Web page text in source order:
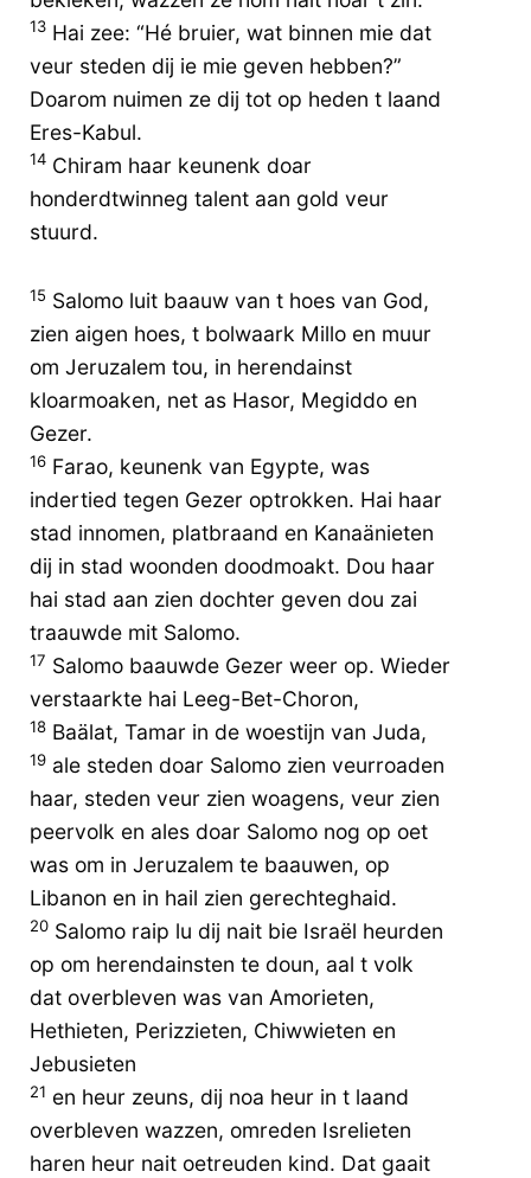
13 Hai zee: “Hé bruier, wat binnen mie dat
veur steden dij ie mie geven hebben?”
Doarom nuimen ze dij tot op heden t laand
Eres-Kabul.
14 Chiram haar keunenk doar
honderdtwinneg talent aan gold veur
stuurd.
15 Salomo luit baauw van t hoes van God,
zien aigen hoes, t bolwaark Millo en muur
om Jeruzalem tou, in herendainst
kloarmoaken, net as Hasor, Megiddo en
Gezer.
16 Farao, keunenk van Egypte, was
indertied tegen Gezer optrokken. Hai haar
stad innomen, platbraand en Kanaänieten
dij in stad woonden doodmoakt. Dou haar
hai stad aan zien dochter geven dou zai
traauwde mit Salomo.
17 Salomo baauwde Gezer weer op. Wieder
verstaarkte hai Leeg-Bet-Choron,
18 Baälat, Tamar in de woestijn van Juda,
19 ale steden doar Salomo zien veurroaden
haar, steden veur zien woagens, veur zien
peervolk en ales doar Salomo nog op oet
was om in Jeruzalem te baauwen, op
Libanon en in hail zien gerechteghaid.
20 Salomo raip lu dij nait bie Israël heurden
op om herendainsten te doun, aal t volk
dat overbleven was van Amorieten,
Hethieten, Perizzieten, Chiwwieten en
Jebusieten
21 en heur zeuns, dij noa heur in t laand
overbleven wazzen, omreden Isrelieten
haren heur nait oetreuden kind. Dat gaait